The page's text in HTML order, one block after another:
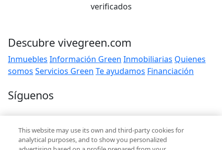
verificados
Descubre vivegreen.com
Inmuebles Información Green Inmobiliarias Quienes
somos Servicios Green Te ayudamos Financiación
Síguenos
Contacto
hola@vivegreen.com
This website may use its own and third-party cookies for
analytical purposes, and to show you personalized